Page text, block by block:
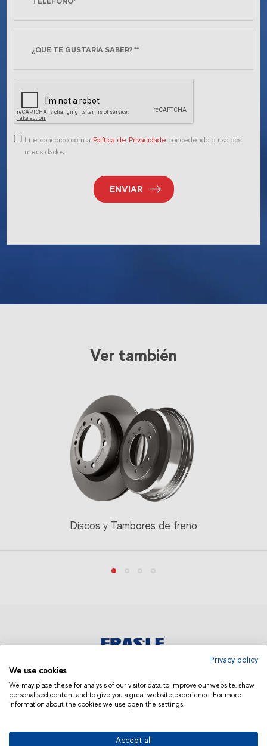
Li e concordo com a Política de Privacidade concedendo o uso dos
meus dados.
ENVIAR
Ver también
Discos y Tambores de freno
AMÉRICA LATINA | OTROS
Privacy policy
We use cookies
We may place these for analysis of our visitor data, to improve our website, show
personalised content and to give you a great website experience. For more
information about the cookies we use open the settings.
Accept all